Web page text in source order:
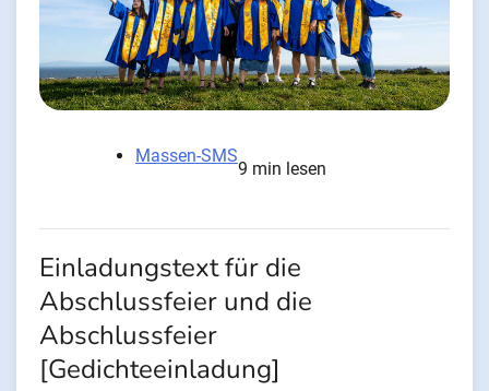
Massen-SMS
9 min lesen
Einladungstext für die
Abschlussfeier und die
Abschlussfeier
[Gedichteeinladung]